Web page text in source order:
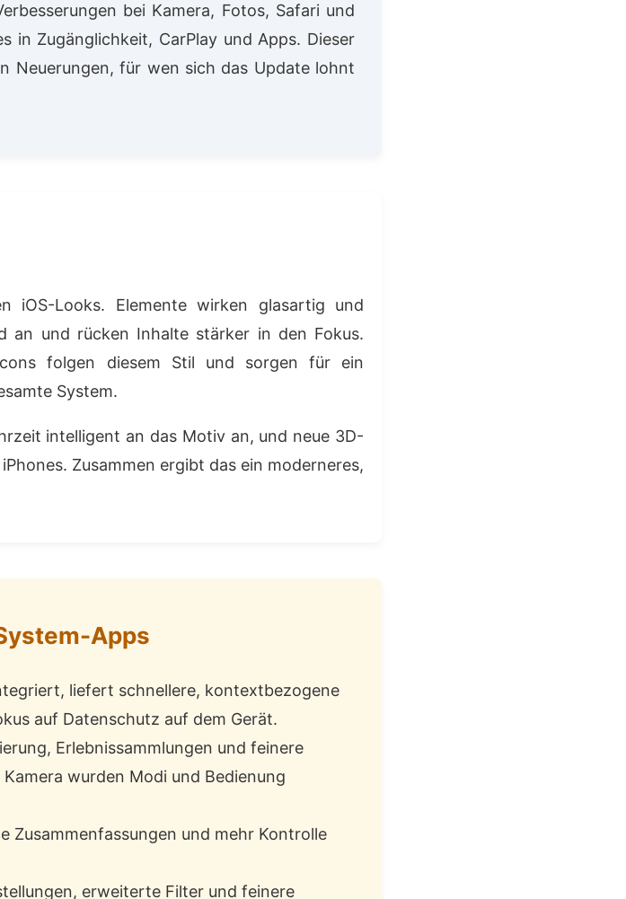
bei Kamera, Fotos, Safari und
in Zugänglichkeit, CarPlay und Apps. Dieser
Neuerungen, für wen sich das Update lohnt
iOS-Looks. Elemente wirken glasartig und
an und rücken Inhalte stärker in den Fokus.
folgen diesem Stil und sorgen für ein
System.
intelligent an das Motiv an, und neue 3D-
Zusammen ergibt das ein moderneres,
Apps
liefert schnellere, kontextbezogene
auf Datenschutz auf dem Gerät.
Erlebnissammlungen und feinere
wurden Modi und Bedienung
Zusammenfassungen und mehr Kontrolle
erweiterte Filter und feinere